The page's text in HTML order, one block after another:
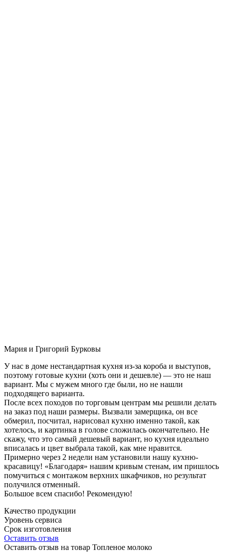
Мария и Григорий Бурковы
У нас в доме нестандартная кухня из-за короба и выступов,
поэтому готовые кухни (хоть они и дешевле) — это не наш
вариант. Мы с мужем много где были, но не нашли
подходящего варианта.
После всех походов по торговым центрам мы решили делать
на заказ под наши размеры. Вызвали замерщика, он все
обмерил, посчитал, нарисовал кухню именно такой, как
хотелось, и картинка в голове сложилась окончательно. Не
скажу, что это самый дешевый вариант, но кухня идеально
вписалась и цвет выбрала такой, как мне нравится.
Примерно через 2 недели нам установили нашу кухню-
красавицу! «Благодаря» нашим кривым стенам, им пришлось
помучиться с монтажом верхних шкафчиков, но результат
получился отменный.
Большое всем спасибо! Рекомендую!
Качество продукции
Уровень сервиса
Срок изготовления
Оставить отзыв
Оставить отзыв на товар Топленое молоко